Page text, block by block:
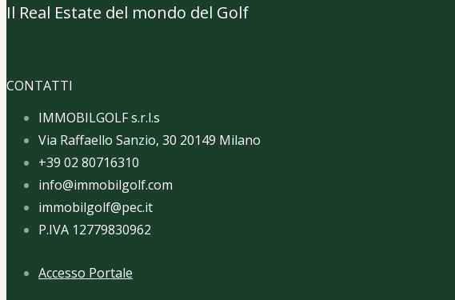
Il Real Estate del mondo del Golf
CONTATTI
IMMOBILGOLF s.r.l.s
Via Raffaello Sanzio, 30 20149 Milano
+39 02 80716310
info@immobilgolf.com
immobilgolf@pec.it
P.IVA 12779830962
Accesso Portale